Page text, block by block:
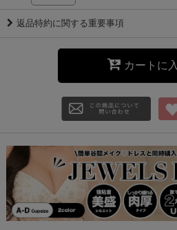
返品特約に関する重要事項
カートに